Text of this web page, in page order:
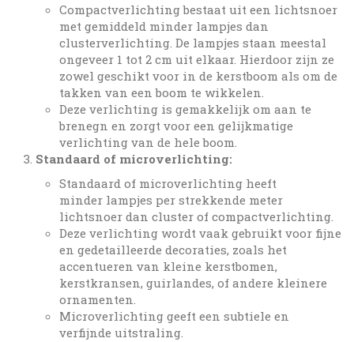
Compactverlichting bestaat uit een lichtsnoer
met gemiddeld minder lampjes dan
clusterverlichting. De lampjes staan meestal
ongeveer 1 tot 2 cm uit elkaar. Hierdoor zijn ze
zowel geschikt voor in de kerstboom als om de
takken van een boom te wikkelen.
Deze verlichting is gemakkelijk om aan te
brenegn en zorgt voor een gelijkmatige
verlichting van de hele boom.
Standaard of microverlichting:
Standaard of microverlichting heeft
minder lampjes per strekkende meter
lichtsnoer dan cluster of compactverlichting.
Deze verlichting wordt vaak gebruikt voor fijne
en gedetailleerde decoraties, zoals het
accentueren van kleine kerstbomen,
kerstkransen, guirlandes, of andere kleinere
ornamenten.
Microverlichting geeft een subtiele en
verfijnde uitstraling.